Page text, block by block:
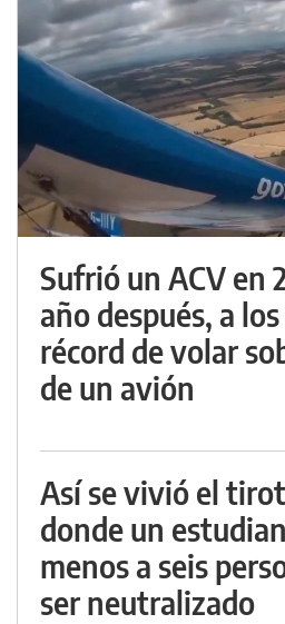
Sufrió un ACV en
año después, a
récord de volar
de un avión
Así se vivió el
donde un
menos a seis
ser neutralizado